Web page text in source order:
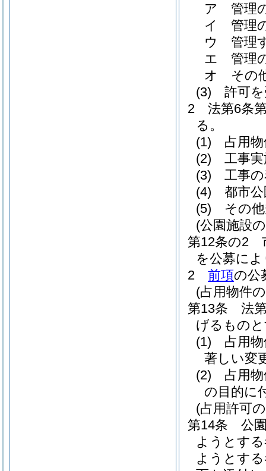
ア
管理
イ
管理
ウ
管理
エ
管理
オ
その
(3)
許可
2
法第6条
る。
(1)
占用
(2)
工事
(3)
工事
(4)
都市
(5)
その
(公園施設
第12条の2
を公募に
2
前項の公
(占用物件
第13条
法
げるもの
(1)
占用
著しい変
(2)
占用
の目的に
(占用許可
第14条
公
ようとす
ようとす